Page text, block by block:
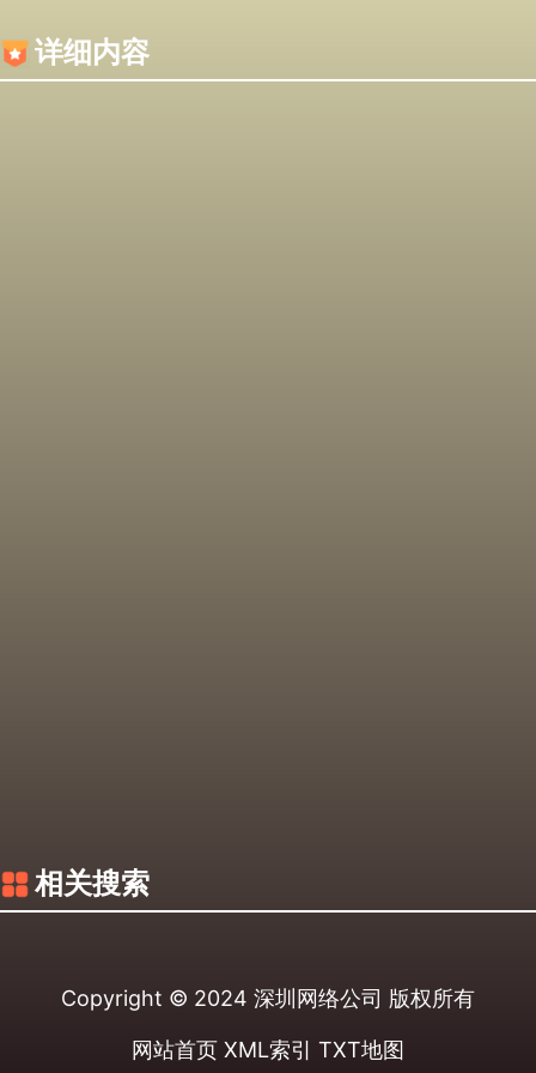
详细内容
相关搜索
Copyright © 2024 深圳网络公司 版权所有
网站首页 XML索引 TXT地图